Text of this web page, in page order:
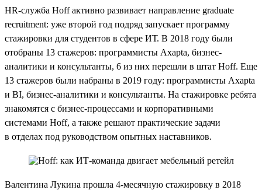
HR-служба Hoff активно развивает направление graduate
recruitment: уже второй год подряд запускает программу
стажировки для студентов в сфере ИТ. В 2018 году были
отобраны 13 стажеров: программисты Axapta, бизнес-
аналитики и консультанты, 6 из них перешли в штат Hoff. Еще
13 стажеров были набраны в 2019 году: программисты Axapta
и BI, бизнес-аналитики и консультанты. На стажировке ребята
знакомятся с бизнес-процессами и корпоративными
системами Hoff, а также решают практические задачи
в отделах под руководством опытных наставников.
Валентина Лукина прошла 4-месячную стажировку в 2018